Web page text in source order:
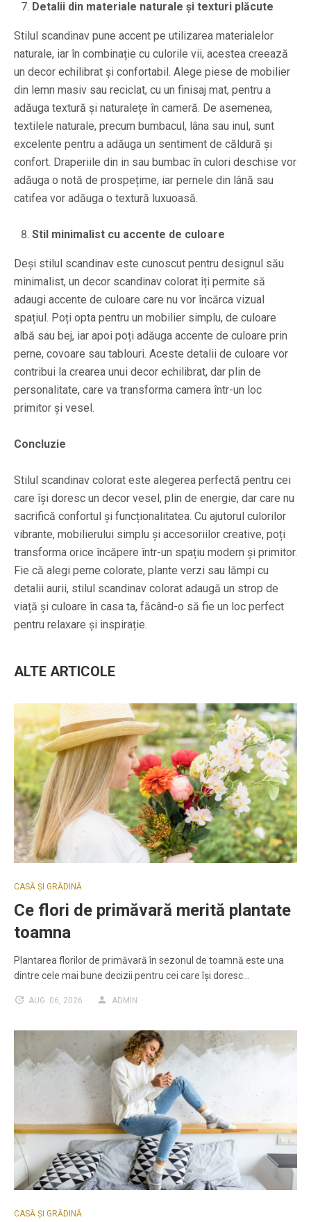
Detalii din materiale naturale și texturi plăcute
Stilul scandinav pune accent pe utilizarea materialelor
naturale, iar în combinație cu culorile vii, acestea creează
un decor echilibrat și confortabil. Alege piese de mobilier
din lemn masiv sau reciclat, cu un finisaj mat, pentru a
adăuga textură și naturalețe în cameră. De asemenea,
textilele naturale, precum bumbacul, lâna sau inul, sunt
excelente pentru a adăuga un sentiment de căldură și
confort. Draperiile din in sau bumbac în culori deschise vor
adăuga o notă de prospețime, iar pernele din lână sau
catifea vor adăuga o textură luxuoasă.
Stil minimalist cu accente de culoare
Deși stilul scandinav este cunoscut pentru designul său
minimalist, un decor scandinav colorat îți permite să
adaugi accente de culoare care nu vor încărca vizual
spațiul. Poți opta pentru un mobilier simplu, de culoare
albă sau bej, iar apoi poți adăuga accente de culoare prin
perne, covoare sau tablouri. Aceste detalii de culoare vor
contribui la crearea unui decor echilibrat, dar plin de
personalitate, care va transforma camera într-un loc
primitor și vesel.
Concluzie
Stilul scandinav colorat este alegerea perfectă pentru cei
care își doresc un decor vesel, plin de energie, dar care nu
sacrifică confortul și funcționalitatea. Cu ajutorul culorilor
vibrante, mobilierului simplu și accesoriilor creative, poți
transforma orice încăpere într-un spațiu modern și primitor.
Fie că alegi perne colorate, plante verzi sau lămpi cu
detalii aurii, stilul scandinav colorat adaugă un strop de
viață și culoare în casa ta, făcând-o să fie un loc perfect
pentru relaxare și inspirație.
ALTE ARTICOLE
CASĂ ȘI GRĂDINĂ
Ce flori de primăvară merită plantate
toamna
Plantarea florilor de primăvară în sezonul de toamnă este una
dintre cele mai bune decizii pentru cei care își doresc…
AUG. 06, 2026 ADMIN
CASĂ ȘI GRĂDINĂ